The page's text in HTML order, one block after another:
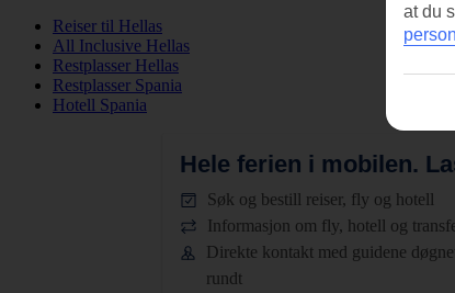
Reiser til Hellas
All Inclusive Hellas
Restplasser Hellas
Restplasser Spania
Hotell Spania
Hele ferien i mobilen.
Søk og bestill reiser, fly og hotell
Informasjon om fly, hotell og
Direkte kontakt med guidene
rundt
at du